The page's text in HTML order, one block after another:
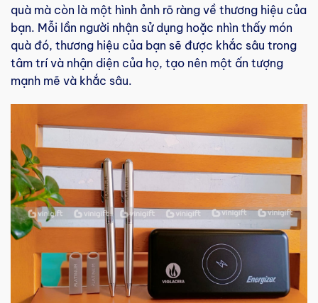
quà mà còn là một hình ảnh rõ ràng về thương hiệu của
bạn. Mỗi lần người nhận sử dụng hoặc nhìn thấy món
quà đó, thương hiệu của bạn sẽ được khắc sâu trong
tâm trí và nhận diện của họ, tạo nên một ấn tượng
mạnh mẽ và khắc sâu.